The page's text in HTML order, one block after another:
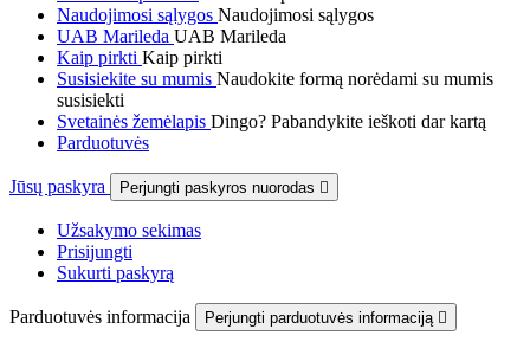
Naudojimosi sąlygos Naudojimosi sąlygos
UAB Marileda UAB Marileda
Kaip pirkti Kaip pirkti
Susisiekite su mumis Naudokite formą norėdami su mumis
susisiekti
Svetainės žemėlapis Dingo? Pabandykite ieškoti dar kartą
Parduotuvės
Jūsų paskyra Perjungti paskyros nuorodas 
Užsakymo sekimas
Prisijungti
Sukurti paskyrą
Parduotuvės informacija Perjungti parduotuvės informaciją 